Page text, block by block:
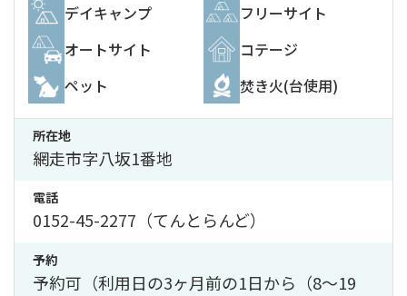
デイキャンプ
フリーサイト
オートサイト
コテージ
ペット
焚き火(台使用)
所在地
網走市字八坂1番地
電話
0152-45-2277（てんとらんど）
予約
予約可（利用日の3ヶ月前の1日から（8〜19